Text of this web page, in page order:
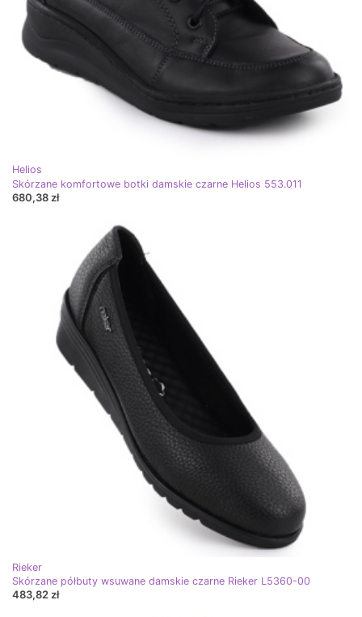
Helios
Skórzane komfortowe botki damskie czarne Helios 553.011
680,38 zł
Rieker
Skórzane półbuty wsuwane damskie czarne Rieker L5360-00
483,82 zł